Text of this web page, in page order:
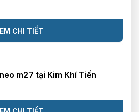
CHI TIẾT
m27 tại Kim Khí Tiến